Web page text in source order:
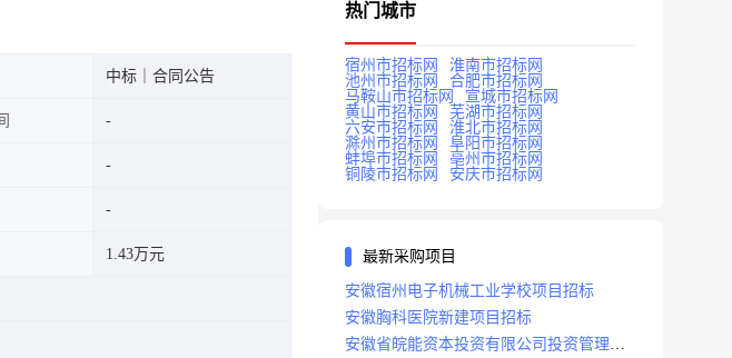
中标｜合同公告
1.43万元
热门城市
宿州市招标网
淮南市招标网
池州市招标网
合肥市招标网
马鞍山市招标网
宣城市招标网
黄山市招标网
芜湖市招标网
六安市招标网
淮北市招标网
滁州市招标网
阜阳市招标网
蚌埠市招标网
亳州市招标网
铜陵市招标网
安庆市招标网
最新采购项目
安徽宿州电子机械工业学校项目招标
安徽胸科医院新建项目招标
安徽省皖能资本投资有限公司投资管理系